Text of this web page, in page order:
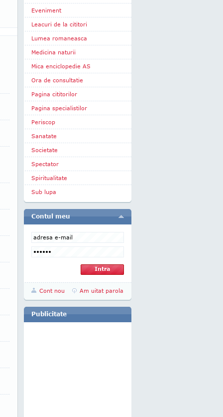
Eveniment
Leacuri de la cititori
Lumea romaneasca
Medicina naturii
Mica enciclopedie AS
Ora de consultatie
Pagina cititorilor
Pagina specialistilor
Periscop
Sanatate
Societate
Spectator
Spiritualitate
Sub lupa
Contul meu
Cont nou Am uitat parola
Publicitate